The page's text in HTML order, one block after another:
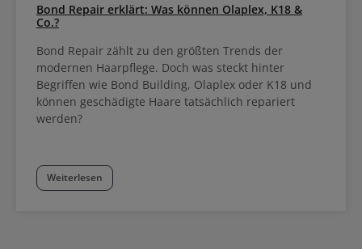
Bond Repair erklärt: Was können Olaplex, K18 &
Co.?
Bond Repair zählt zu den größten Trends der
modernen Haarpflege. Doch was steckt hinter
Begriffen wie Bond Building, Olaplex oder K18 und
können geschädigte Haare tatsächlich repariert
werden?
Weiterlesen